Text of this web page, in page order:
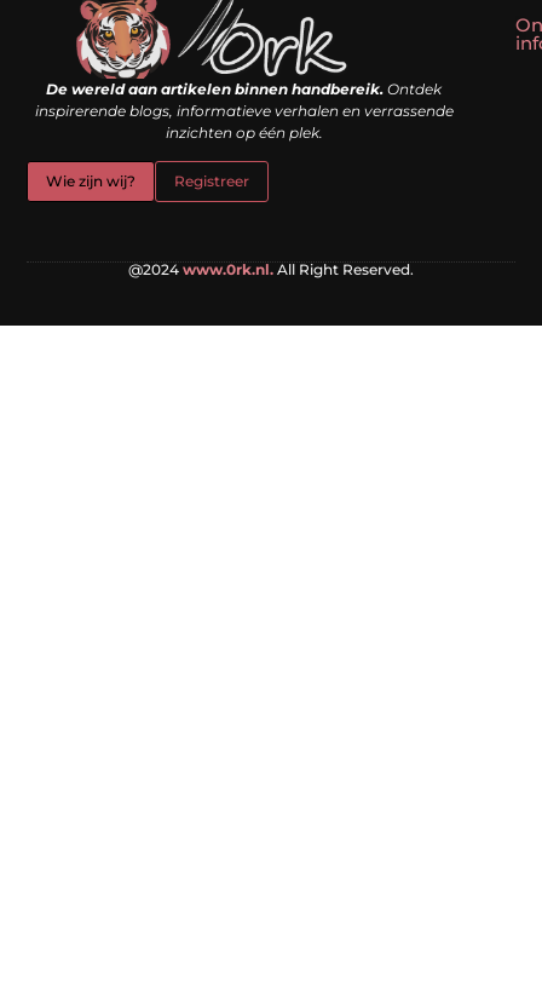
De wereld aan artikelen binnen handbereik. Ontdek
inspirerende blogs, informatieve verhalen en verrassende
inzichten op één plek.
Wie zijn wij? Registreer
@2024 www.0rk.nl. All Right Reserved.